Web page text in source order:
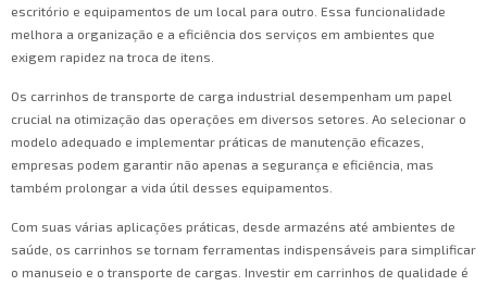
escritório e equipamentos de um local para outro. Essa funcionalidade
melhora a organização e a eficiência dos serviços em ambientes que
exigem rapidez na troca de itens.
Os carrinhos de transporte de carga industrial desempenham um papel
crucial na otimização das operações em diversos setores. Ao selecionar o
modelo adequado e implementar práticas de manutenção eficazes,
empresas podem garantir não apenas a segurança e eficiência, mas
também prolongar a vida útil desses equipamentos.
Com suas várias aplicações práticas, desde armazéns até ambientes de
saúde, os carrinhos se tornam ferramentas indispensáveis para simplificar
o manuseio e o transporte de cargas. Investir em carrinhos de qualidade é